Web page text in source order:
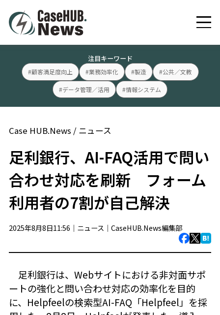
注目キーワード
#顧客満足度向上 #業務効率化 #製造 #公共／文教
#データ管理／活用 #情報システム
Case HUB.News / ニュース
足利銀行、AI-FAQ活用で問い
合わせ対応を刷新 フォーム
利用者の7割が自己解決
2025年8月8日11:56｜ ニュース ｜ CaseHUB.News編集部
足利銀行は、Webサイトにおける非対面サポ
ートの強化と問い合わせ対応の効率化を目的
に、Helpfeelの検索型AI-FAQ「Helpfeel」を採